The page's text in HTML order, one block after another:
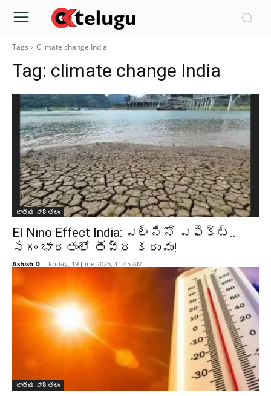
Tags Climate change India
Tag: climate change India
జాతీయ వార్తలు
El Nino Effect India: ఎల్‌నినో ఎఫెక్ట్‌..
సగం భారతంలో తీవ్ర కరువు!
Ashish D - Friday, 19 June 2026, 11:45 AM
జాతీయ వార్తలు